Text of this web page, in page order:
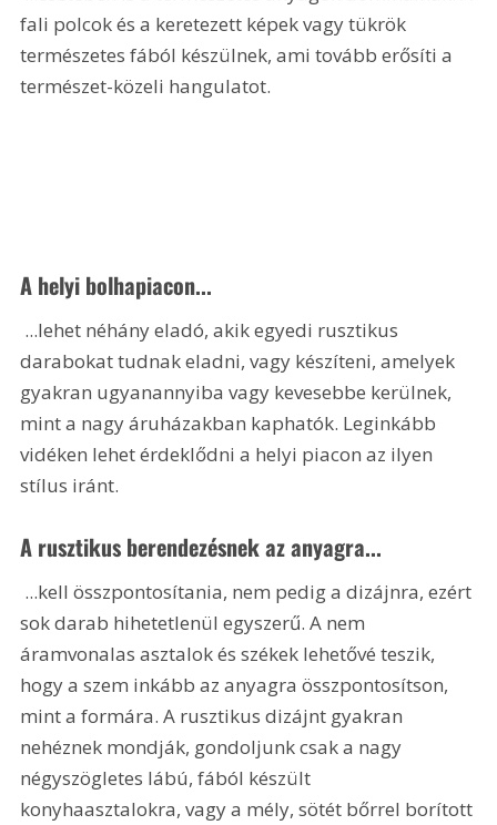
fali polcok és a keretezett képek vagy tükrök
természetes fából készülnek, ami tovább erősíti a
természet-közeli hangulatot.
A helyi bolhapiacon...
darabokat tudnak eladni, vagy készíteni, amelyek
gyakran ugyanannyiba vagy kevesebbe kerülnek,
mint a nagy áruházakban kaphatók. Leginkább
vidéken lehet érdeklődni a helyi piacon az ilyen
stílus iránt.
A rusztikus berendezésnek az anyagra...
sok darab hihetetlenül egyszerű. A nem
áramvonalas asztalok és székek lehetővé teszik,
hogy a szem inkább az anyagra összpontosítson,
mint a formára. A rusztikus dizájnt gyakran
nehéznek mondják, gondoljunk csak a nagy
négyszögletes lábú, fából készült
konyhaasztalokra, vagy a mély, sötét bőrrel borított